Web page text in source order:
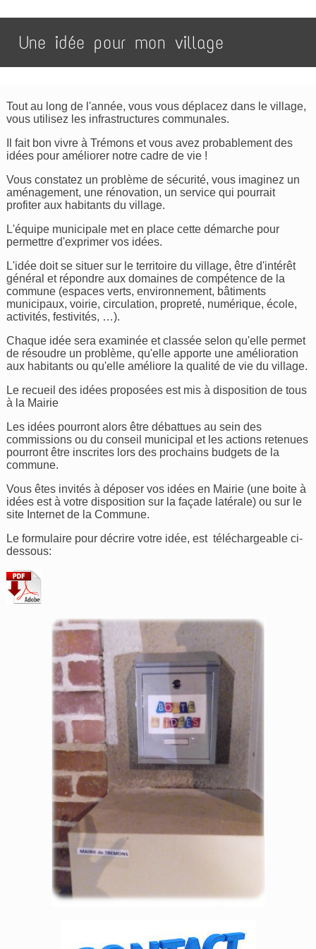
Une idée pour mon village
Tout au long de l'année, vous vous déplacez dans le village,
vous utilisez les infrastructures communales.
Il fait bon vivre à Trémons et vous avez probablement des
idées pour améliorer notre cadre de vie !
Vous constatez un problème de sécurité, vous imaginez un
aménagement, une rénovation, un service qui pourrait
profiter aux habitants du village.
L'équipe municipale met en place cette démarche pour
permettre d'exprimer vos idées.
L'idée doit se situer sur le territoire du village, être d'intérêt
général et répondre aux domaines de compétence de la
commune (espaces verts, environnement, bâtiments
municipaux, voirie, circulation, propreté, numérique, école,
activités, festivités, …).
Chaque idée sera examinée et classée selon qu'elle permet
de résoudre un problème, qu'elle apporte une amélioration
aux habitants ou qu'elle améliore la qualité de vie du village.
Le recueil des idées proposées est mis à disposition de tous
à la Mairie
Les idées pourront alors être débattues au sein des
commissions ou du conseil municipal et les actions retenues
pourront être inscrites lors des prochains budgets de la
commune.
Vous êtes invités à déposer vos idées en Mairie (une boite à
idées est à votre disposition sur la façade latérale) ou sur le
site Internet de la Commune.
Le formulaire pour décrire votre idée, est téléchargeable ci-
dessous: